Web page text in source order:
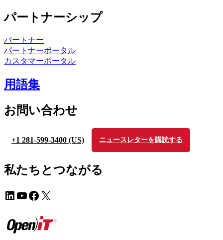
パートナーシップ
パートナー
パートナーポータル
カスタマーポータル
用語集
お問い合わせ
+1 281-599-3400 (US) ニュースレターを購読する
私たちとつながる